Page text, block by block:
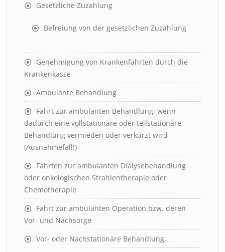
Gesetzliche Zuzahlung
Befreiung von der gesetzlichen Zuzahlung
Genehmigung von Krankenfahrten durch die
Krankenkasse
Ambulante Behandlung
Fahrt zur ambulanten Behandlung, wenn
dadurch eine vollstationäre oder teilstationäre
Behandlung vermieden oder verkürzt wird
(Ausnahmefall!)
Fahrten zur ambulanten Dialysebehandlung
oder onkologischen Strahlentherapie oder
Chemotherapie
Fahrt zur ambulanten Operation bzw. deren
Vor- und Nachsorge
Vor- oder Nachstationäre Behandlung